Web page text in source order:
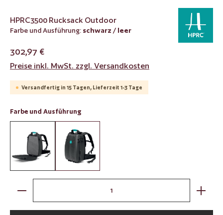
HPRC3500 Rucksack Outdoor
Farbe und Ausführung: schwarz / leer
302,97 €
Preise inkl. MwSt. zzgl. Versandkosten
Versandfertig in 15 Tagen, Lieferzeit 1-3 Tage
Farbe und Ausführungauswählen
schwarz / mit Würfelschaumstoff
schwarz / leer
Produkt Anzahl: Gib den gewünschten Wert ein oder